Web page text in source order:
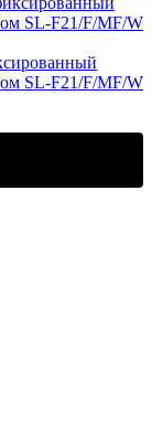
SL-F21/F/MF/W